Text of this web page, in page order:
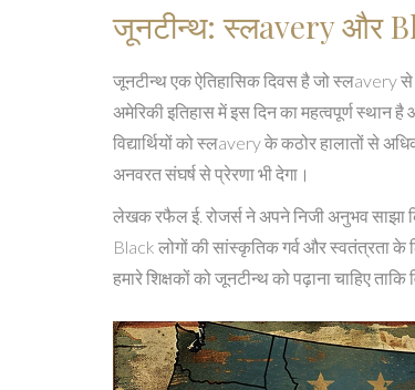
जूनटीन्थ: स्लavery और
जूनटीन्थ एक ऐतिहासिक दिवस है जो स्लavery से
अमेरिकी इतिहास में इस दिन का महत्वपूर्ण
विद्यार्थियों को स्लavery के कठोर हालातों से
अनवरत संघर्ष से प्रेरणा भी देगा।
लेखक रफैल ई. रोजर्स ने अपने निजी अनुभव साझा
Black लोगों की सांस्कृतिक गर्व और स्वतंत्रता के
हमारे शिक्षकों को जूनटीन्थ को पढ़ाना चाहिए